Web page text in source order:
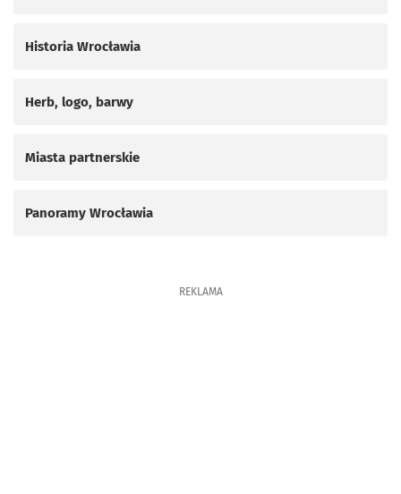
Historia Wrocławia
Herb, logo, barwy
Miasta partnerskie
Panoramy Wrocławia
REKLAMA